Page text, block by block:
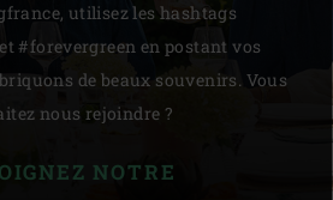
utilisez les hashtags
#forevergreen en postant vos
de beaux souvenirs. Vous
nous rejoindre ?
NOTRE